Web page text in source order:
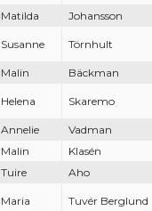
Matilda Johansson
Susanne Törnhult
Malin Bäckman
Helena Skaremo
Annelie Vadman
Malin
Klasén
Tuire
Aho
Maria Tuvér Berglund